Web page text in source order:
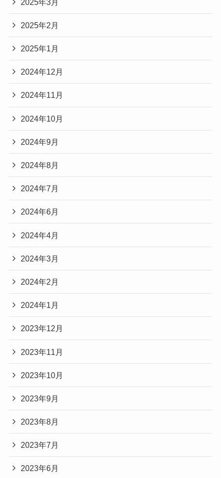
2025年3月
2025年2月
2025年1月
2024年12月
2024年11月
2024年10月
2024年9月
2024年8月
2024年7月
2024年6月
2024年4月
2024年3月
2024年2月
2024年1月
2023年12月
2023年11月
2023年10月
2023年9月
2023年8月
2023年7月
2023年6月